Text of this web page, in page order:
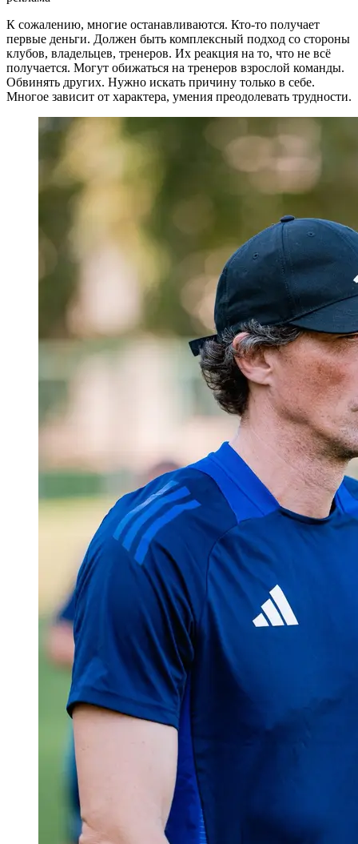
К сожалению, многие останавливаются. Кто-то получает
первые деньги. Должен быть комплексный подход со стороны
клубов, владельцев, тренеров. Их реакция на то, что не всё
получается. Могут обижаться на тренеров взрослой команды.
Обвинять других. Нужно искать причину только в себе.
Многое зависит от характера, умения преодолевать трудности.